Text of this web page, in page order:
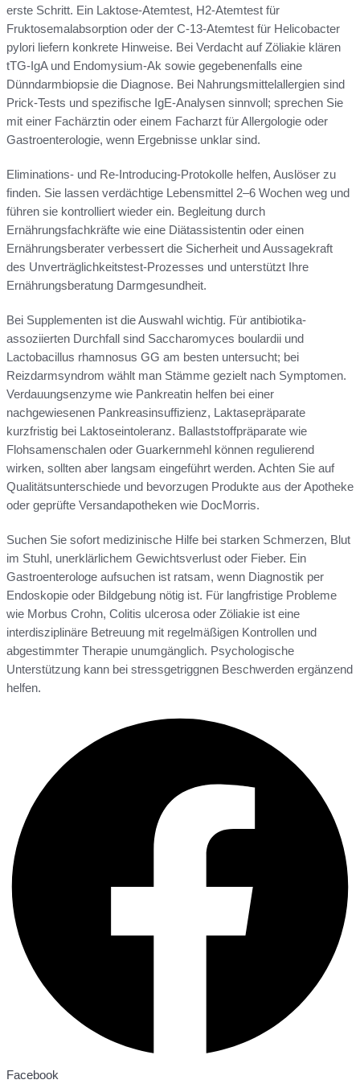
erste Schritt. Ein Laktose-Atemtest, H2-Atemtest für
Fruktosemalabsorption oder der C-13-Atemtest für Helicobacter
pylori liefern konkrete Hinweise. Bei Verdacht auf Zöliakie klären
tTG-IgA und Endomysium-Ak sowie gegebenenfalls eine
Dünndarmbiopsie die Diagnose. Bei Nahrungsmittelallergien sind
Prick-Tests und spezifische IgE-Analysen sinnvoll; sprechen Sie
mit einer Fachärztin oder einem Facharzt für Allergologie oder
Gastroenterologie, wenn Ergebnisse unklar sind.
Eliminations- und Re-Introducing-Protokolle helfen, Auslöser zu
finden. Sie lassen verdächtige Lebensmittel 2–6 Wochen weg und
führen sie kontrolliert wieder ein. Begleitung durch
Ernährungsfachkräfte wie eine Diätassistentin oder einen
Ernährungsberater verbessert die Sicherheit und Aussagekraft
des Unverträglichkeitstest-Prozesses und unterstützt Ihre
Ernährungsberatung Darmgesundheit.
Bei Supplementen ist die Auswahl wichtig. Für antibiotika-
assoziierten Durchfall sind Saccharomyces boulardii und
Lactobacillus rhamnosus GG am besten untersucht; bei
Reizdarmsyndrom wählt man Stämme gezielt nach Symptomen.
Verdauungsenzyme wie Pankreatin helfen bei einer
nachgewiesenen Pankreasinsuffizienz, Laktasepräparate
kurzfristig bei Laktoseintoleranz. Ballaststoffpräparate wie
Flohsamenschalen oder Guarkernmehl können regulierend
wirken, sollten aber langsam eingeführt werden. Achten Sie auf
Qualitätsunterschiede und bevorzugen Produkte aus der Apotheke
oder geprüfte Versandapotheken wie DocMorris.
Suchen Sie sofort medizinische Hilfe bei starken Schmerzen, Blut
im Stuhl, unerklärlichem Gewichtsverlust oder Fieber. Ein
Gastroenterologe aufsuchen ist ratsam, wenn Diagnostik per
Endoskopie oder Bildgebung nötig ist. Für langfristige Probleme
wie Morbus Crohn, Colitis ulcerosa oder Zöliakie ist eine
interdisziplinäre Betreuung mit regelmäßigen Kontrollen und
abgestimmter Therapie unumgänglich. Psychologische
Unterstützung kann bei stressgetriggnen Beschwerden ergänzend
helfen.
Facebook